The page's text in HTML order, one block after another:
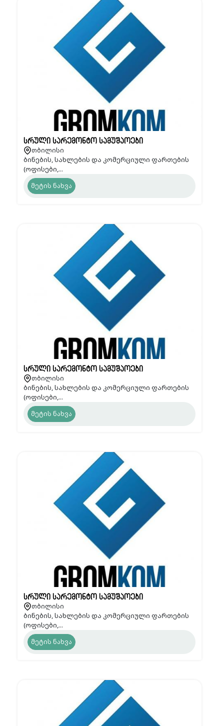
სრული სარემონტო სამუშაოები
თბილისი
ბინების, სახლების და კომერციული ფართების
(ოფისები,...
მეტის ნახვა
სრული სარემონტო სამუშაოები
თბილისი
ბინების, სახლების და კომერციული ფართების
(ოფისები,...
მეტის ნახვა
სრული სარემონტო სამუშაოები
თბილისი
ბინების, სახლების და კომერციული ფართების
(ოფისები,...
მეტის ნახვა